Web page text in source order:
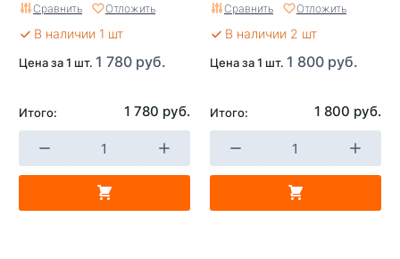
Сравнить Отложить
В наличии 1 шт
Цена за 1 шт. 1 780 руб.
Итого: 1 780 руб.
Сравнить Отложить
В наличии 2 шт
Цена за 1 шт. 1 800 руб.
Итого: 1 800 руб.